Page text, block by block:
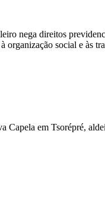
nega direitos
organização social e às
Capela em Tsorépré,